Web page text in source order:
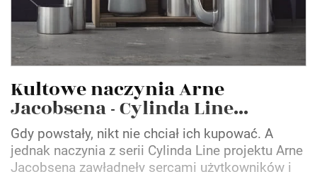
Kultowe naczynia Arne
Jacobsena - Cylinda Line...
Gdy powstały, nikt nie chciał ich kupować. A
jednak naczynia z serii Cylinda Line projektu Arne
Jacobsena zawładnęły sercami użytkowników i